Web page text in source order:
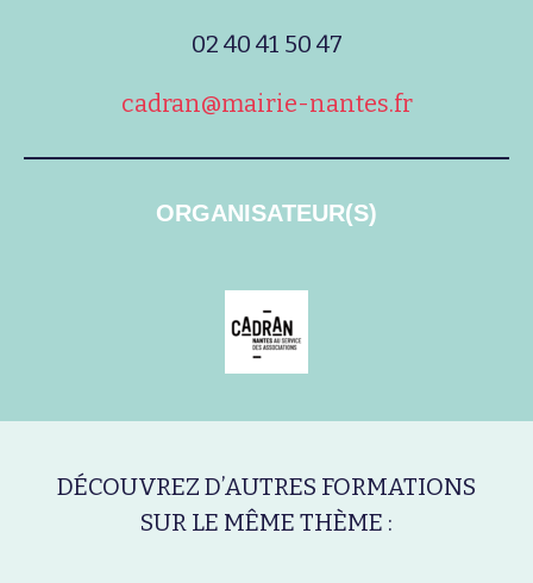
02 40 41 50 47
cadran@mairie-nantes.fr
ORGANISATEUR(S)
DÉCOUVREZ D’AUTRES FORMATIONS
SUR LE MÊME THÈME :